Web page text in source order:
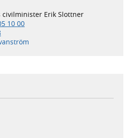
civilminister Erik Slottner
10 00
i ny flik, extern webbplats,
extern webbplats,
i ny flik, extern webbplats,